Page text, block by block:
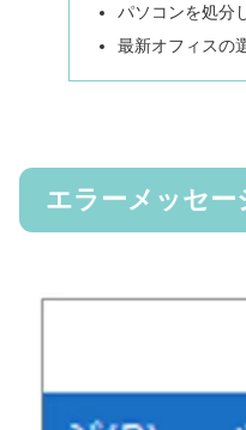
パソコンを処分
最新オフィスの
エラーメッセー